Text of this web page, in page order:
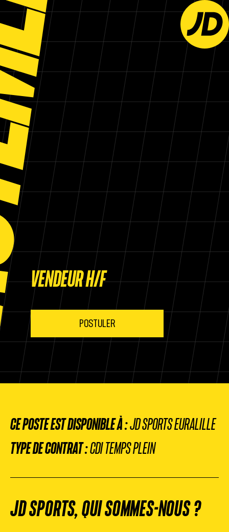
VENDEUR H/F
POSTULER
JD SPORTS, QUI SOMMES-NOUS ?
CE POSTE EST DISPONIBLE À :JD SPORTS EURALILLE
TYPE DE CONTRAT :CDI TEMPS PLEIN